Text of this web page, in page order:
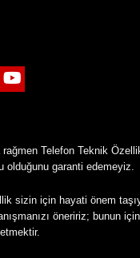
rağmen Telefon Teknik
olduğunu garanti edemeyiz.
sizin için hayati önem
öneririz; bunun